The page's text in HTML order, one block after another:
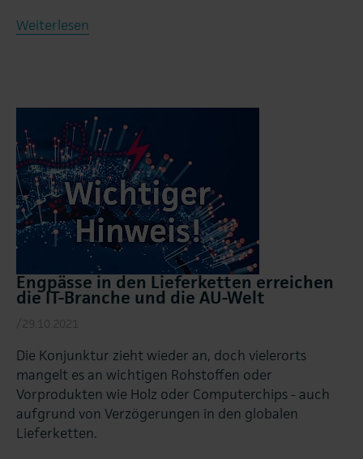
Weiterlesen
Engpässe in den Lieferketten erreichen
die IT-Branche und die AU-Welt
/29.10.2021
Die Konjunktur zieht wieder an, doch vielerorts
mangelt es an wichtigen Rohstoffen oder
Vorprodukten wie Holz oder Computerchips - auch
aufgrund von Verzögerungen in den globalen
Lieferketten.